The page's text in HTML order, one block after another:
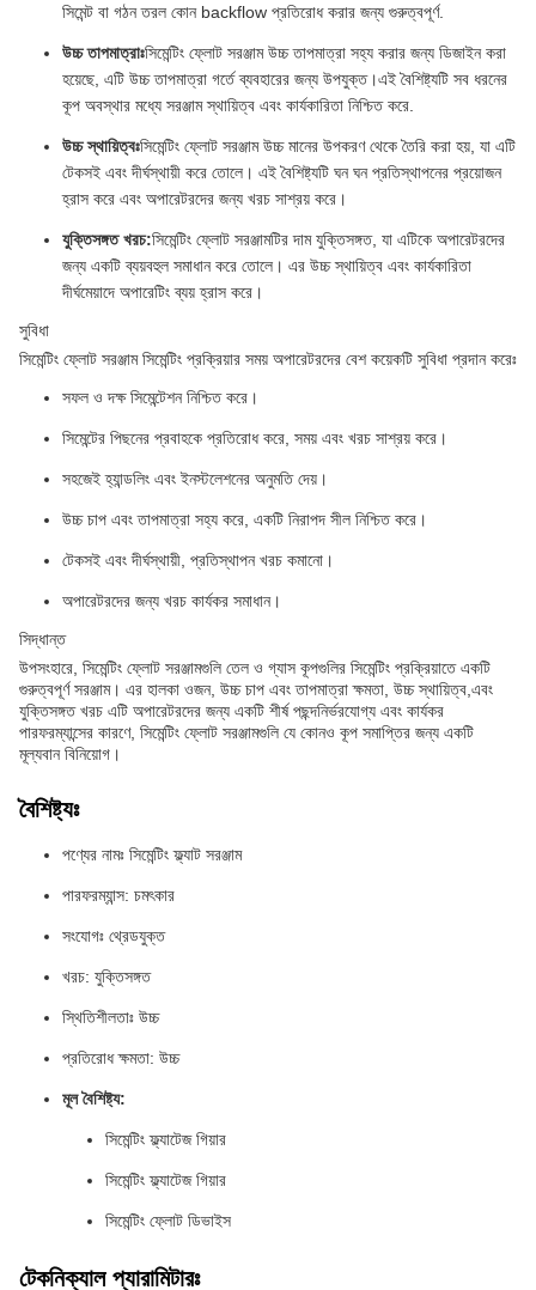
সিমেন্ট বা গঠন তরল কোন backflow প্রতিরোধ করার জন্য গুরুত্বপূর্ণ.
উচ্চ তাপমাত্রাঃসিমেন্টিং ফ্লোট সরঞ্জাম উচ্চ তাপমাত্রা সহ্য করার জন্য ডিজাইন করা
হয়েছে, এটি উচ্চ তাপমাত্রা গর্তে ব্যবহারের জন্য উপযুক্ত।এই বৈশিষ্ট্যটি সব ধরনের
কূপ অবস্থার মধ্যে সরঞ্জাম স্থায়িত্ব এবং কার্যকারিতা নিশ্চিত করে.
উচ্চ স্থায়িত্বঃসিমেন্টিং ফ্লোট সরঞ্জাম উচ্চ মানের উপকরণ থেকে তৈরি করা হয়, যা এটি
টেকসই এবং দীর্ঘস্থায়ী করে তোলে। এই বৈশিষ্ট্যটি ঘন ঘন প্রতিস্থাপনের প্রয়োজন
হ্রাস করে এবং অপারেটরদের জন্য খরচ সাশ্রয় করে।
যুক্তিসঙ্গত খরচ:সিমেন্টিং ফ্লোট সরঞ্জামটির দাম যুক্তিসঙ্গত, যা এটিকে অপারেটরদের
জন্য একটি ব্যয়বহুল সমাধান করে তোলে। এর উচ্চ স্থায়িত্ব এবং কার্যকারিতা
দীর্ঘমেয়াদে অপারেটিং ব্যয় হ্রাস করে।
সুবিধা
সিমেন্টিং ফ্লোট সরঞ্জাম সিমেন্টিং প্রক্রিয়ার সময় অপারেটরদের বেশ কয়েকটি সুবিধা প্রদান করেঃ
সফল ও দক্ষ সিমেন্টেশন নিশ্চিত করে।
সিমেন্টের পিছনের প্রবাহকে প্রতিরোধ করে, সময় এবং খরচ সাশ্রয় করে।
সহজেই হ্যান্ডলিং এবং ইনস্টলেশনের অনুমতি দেয়।
উচ্চ চাপ এবং তাপমাত্রা সহ্য করে, একটি নিরাপদ সীল নিশ্চিত করে।
টেকসই এবং দীর্ঘস্থায়ী, প্রতিস্থাপন খরচ কমানো।
অপারেটরদের জন্য খরচ কার্যকর সমাধান।
সিদ্ধান্ত
উপসংহারে, সিমেন্টিং ফ্লোট সরঞ্জামগুলি তেল ও গ্যাস কূপগুলির সিমেন্টিং প্রক্রিয়াতে একটি
গুরুত্বপূর্ণ সরঞ্জাম। এর হালকা ওজন, উচ্চ চাপ এবং তাপমাত্রা ক্ষমতা, উচ্চ স্থায়িত্ব,এবং
যুক্তিসঙ্গত খরচ এটি অপারেটরদের জন্য একটি শীর্ষ পছন্দনির্ভরযোগ্য এবং কার্যকর
পারফরম্যান্সের কারণে, সিমেন্টিং ফ্লোট সরঞ্জামগুলি যে কোনও কূপ সমাপ্তির জন্য একটি
মূল্যবান বিনিয়োগ।
বৈশিষ্ট্যঃ
পণ্যের নামঃ সিমেন্টিং ফ্ল্যাট সরঞ্জাম
পারফরম্যান্স: চমৎকার
সংযোগঃ থ্রেডযুক্ত
খরচ: যুক্তিসঙ্গত
স্থিতিশীলতাঃ উচ্চ
প্রতিরোধ ক্ষমতা: উচ্চ
মূল বৈশিষ্ট্য:
সিমেন্টিং ফ্ল্যাটেজ গিয়ার
সিমেন্টিং ফ্ল্যাটেজ গিয়ার
সিমেন্টিং ফ্লোট ডিভাইস
টেকনিক্যাল প্যারামিটারঃ